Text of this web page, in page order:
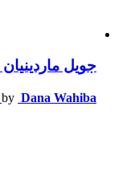
جويل
by Dana Wahiba